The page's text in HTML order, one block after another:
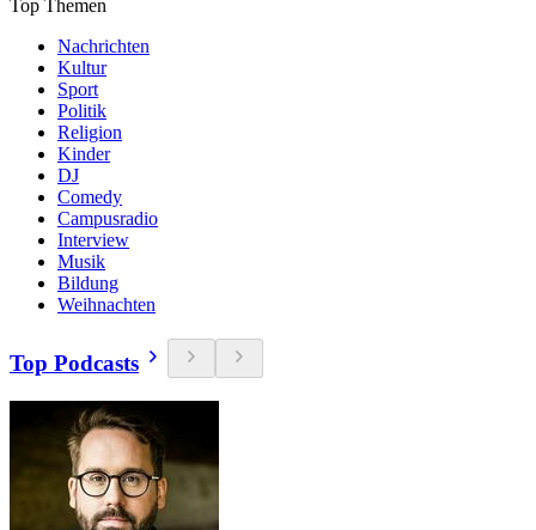
Top Themen
Nachrichten
Kultur
Sport
Politik
Religion
Kinder
DJ
Comedy
Campusradio
Interview
Musik
Bildung
Weihnachten
Top Podcasts